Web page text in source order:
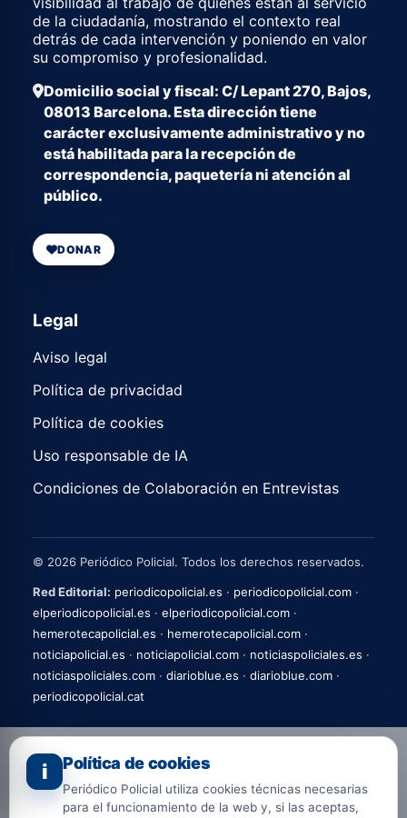
de la ciudadanía, mostrando el contexto real
detrás de cada intervención y poniendo en valor
su compromiso y profesionalidad.
Domicilio social y fiscal: C/ Lepant 270, Bajos,
08013 Barcelona. Esta dirección tiene
carácter exclusivamente administrativo y no
está habilitada para la recepción de
correspondencia, paquetería ni atención al
público.
DONAR
Legal
Aviso legal
Política de privacidad
Política de cookies
Uso responsable de IA
Condiciones de Colaboración en Entrevistas
© 2026 Periódico Policial. Todos los derechos reservados.
Red Editorial: periodicopolicial.es · periodicopolicial.com ·
elperiodicopolicial.es · elperiodicopolicial.com ·
hemerotecapolicial.es · hemerotecapolicial.com ·
noticiapolicial.es · noticiapolicial.com · noticiaspoliciales.es ·
noticiaspoliciales.com · diarioblue.es · diarioblue.com ·
periodicopolicial.cat
i Política de cookies
Periódico Policial utiliza cookies técnicas necesarias
para el funcionamiento de la web y, si las aceptas,